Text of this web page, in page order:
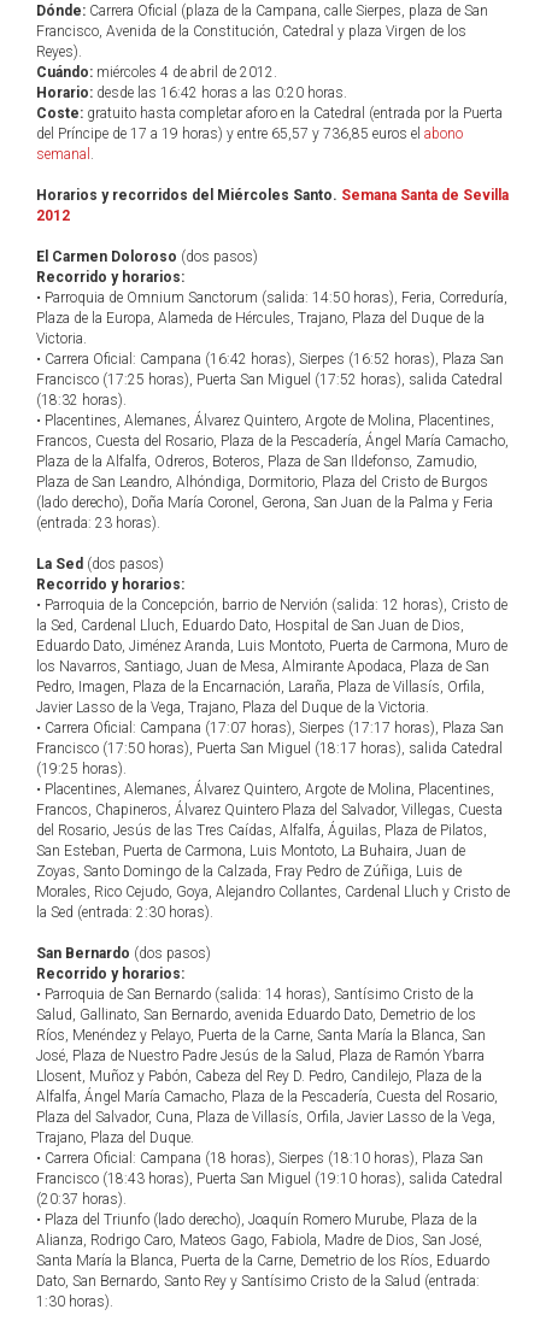
Dónde: Carrera Oficial (plaza de la Campana, calle Sierpes, plaza de San
Francisco, Avenida de la Constitución, Catedral y plaza Virgen de los
Reyes).
Cuándo: miércoles 4 de abril de 2012.
Horario: desde las 16:42 horas a las 0:20 horas.
Coste: gratuito hasta completar aforo en la Catedral (entrada por la Puerta
del Príncipe de 17 a 19 horas) y entre 65,57 y 736,85 euros el abono
semanal .
Horarios y recorridos del Miércoles Santo. Semana Santa de Sevilla
2012
El Carmen Doloroso (dos pasos)
Recorrido y horarios:
• Parroquia de Omnium Sanctorum (salida: 14:50 horas), Feria, Correduría,
Plaza de la Europa, Alameda de Hércules, Trajano, Plaza del Duque de la
Victoria.
• Carrera Oficial: Campana (16:42 horas), Sierpes (16:52 horas), Plaza San
Francisco (17:25 horas), Puerta San Miguel (17:52 horas), salida Catedral
(18:32 horas).
• Placentines, Alemanes, Álvarez Quintero, Argote de Molina, Placentines,
Francos, Cuesta del Rosario, Plaza de la Pescadería, Ángel María Camacho,
Plaza de la Alfalfa, Odreros, Boteros, Plaza de San Ildefonso, Zamudio,
Plaza de San Leandro, Alhóndiga, Dormitorio, Plaza del Cristo de Burgos
(lado derecho), Doña María Coronel, Gerona, San Juan de la Palma y Feria
(entrada: 23 horas).
La Sed (dos pasos)
Recorrido y horarios:
• Parroquia de la Concepción, barrio de Nervión (salida: 12 horas), Cristo de
la Sed, Cardenal Lluch, Eduardo Dato, Hospital de San Juan de Dios,
Eduardo Dato, Jiménez Aranda, Luis Montoto, Puerta de Carmona, Muro de
los Navarros, Santiago, Juan de Mesa, Almirante Apodaca, Plaza de San
Pedro, Imagen, Plaza de la Encarnación, Laraña, Plaza de Villasís, Orfila,
Javier Lasso de la Vega, Trajano, Plaza del Duque de la Victoria.
• Carrera Oficial: Campana (17:07 horas), Sierpes (17:17 horas), Plaza San
Francisco (17:50 horas), Puerta San Miguel (18:17 horas), salida Catedral
(19:25 horas).
• Placentines, Alemanes, Álvarez Quintero, Argote de Molina, Placentines,
Francos, Chapineros, Álvarez Quintero Plaza del Salvador, Villegas, Cuesta
del Rosario, Jesús de las Tres Caídas, Alfalfa, Águilas, Plaza de Pilatos,
San Esteban, Puerta de Carmona, Luis Montoto, La Buhaira, Juan de
Zoyas, Santo Domingo de la Calzada, Fray Pedro de Zúñiga, Luis de
Morales, Rico Cejudo, Goya, Alejandro Collantes, Cardenal Lluch y Cristo de
la Sed (entrada: 2:30 horas).
San Bernardo (dos pasos)
Recorrido y horarios:
• Parroquia de San Bernardo (salida: 14 horas), Santísimo Cristo de la
Salud, Gallinato, San Bernardo, avenida Eduardo Dato, Demetrio de los
Ríos, Menéndez y Pelayo, Puerta de la Carne, Santa María la Blanca, San
José, Plaza de Nuestro Padre Jesús de la Salud, Plaza de Ramón Ybarra
Llosent, Muñoz y Pabón, Cabeza del Rey D. Pedro, Candilejo, Plaza de la
Alfalfa, Ángel María Camacho, Plaza de la Pescadería, Cuesta del Rosario,
Plaza del Salvador, Cuna, Plaza de Villasís, Orfila, Javier Lasso de la Vega,
Trajano, Plaza del Duque.
• Carrera Oficial: Campana (18 horas), Sierpes (18:10 horas), Plaza San
Francisco (18:43 horas), Puerta San Miguel (19:10 horas), salida Catedral
(20:37 horas).
• Plaza del Triunfo (lado derecho), Joaquín Romero Murube, Plaza de la
Alianza, Rodrigo Caro, Mateos Gago, Fabiola, Madre de Dios, San José,
Santa María la Blanca, Puerta de la Carne, Demetrio de los Ríos, Eduardo
Dato, San Bernardo, Santo Rey y Santísimo Cristo de la Salud (entrada:
1:30 horas).